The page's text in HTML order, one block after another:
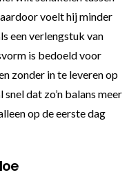
voelt hij minder
een verlengstuk van
is bedoeld voor
zonder in te leveren op
dat zo’n balans meer
op de eerste dag